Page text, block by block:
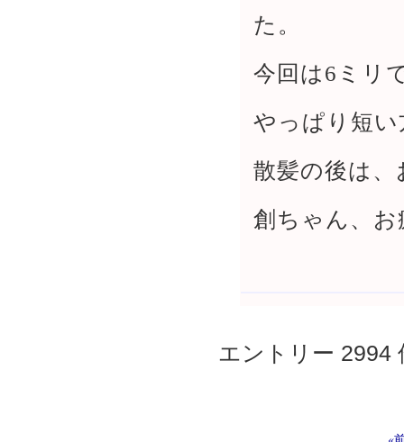
た。
今回は6ミリ
やっぱり短
散髪の後は
創ちゃん、
エントリー 2994